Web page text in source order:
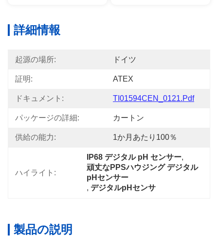
詳細情報
起源の場所: ドイツ
証明: ATEX
ドキュメント: TI01594CEN_0121.pdf
パッケージの詳細: カートン
供給の能力: 1か月あたり100％
ハイライト:
IP68 デジタル pH センサー,
頑丈なPPSハウジング デジタル
pHセンサー
, デジタルpHセンサ
製品の説明